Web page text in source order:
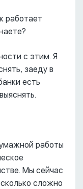
работает
с этим. Я
заеду в
есть
работы
Мы сейчас
сложно